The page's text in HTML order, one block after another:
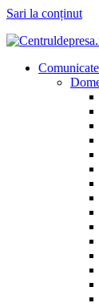
Sari la conținut